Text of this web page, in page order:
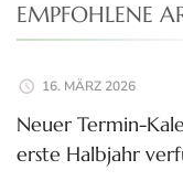
EMPFOHLENE
16. MÄRZ 2026
Neuer Termin-
erste Halbjahr